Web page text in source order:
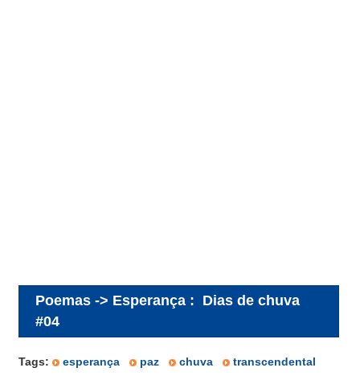
Poemas -> Esperança : Dias de chuva
#04
Tags: esperança paz chuva transcendental